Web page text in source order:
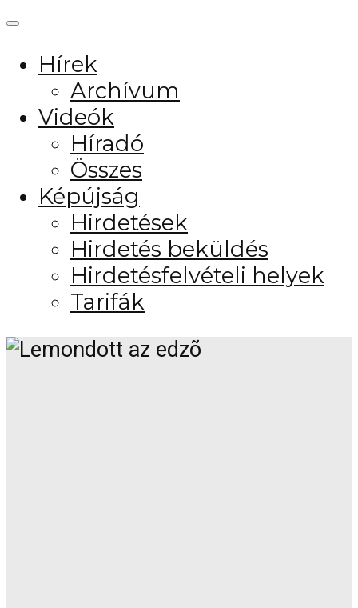
Hírek
Archívum
Videók
Híradó
Összes
Képújság
Hirdetések
Hirdetés beküldés
Hirdetésfelvételi helyek
Tarifák